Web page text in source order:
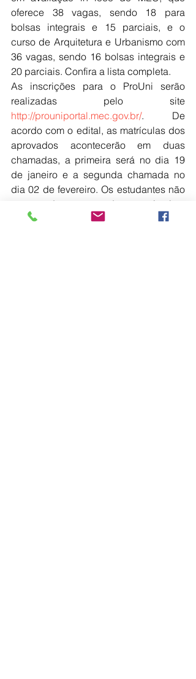
oferece 38 vagas, sendo 18 para
bolsas integrais e 15 parciais, e o
curso de Arquitetura e Urbanismo com
36 vagas, sendo 16 bolsas integrais e
20 parciais. Confira a lista completa.
As inscrições para o ProUni serão
http://prouniportal.mec.gov.br/. De
acordo com o edital, as matrículas dos
aprovados acontecerão em duas
chamadas, a primeira será no dia 19
de janeiro e a segunda chamada no
dia 02 de fevereiro. Os estudantes não
convocados nas duas primeiras
chamadas deverão manifestar